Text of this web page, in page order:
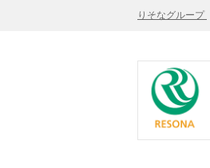
りそなグループ